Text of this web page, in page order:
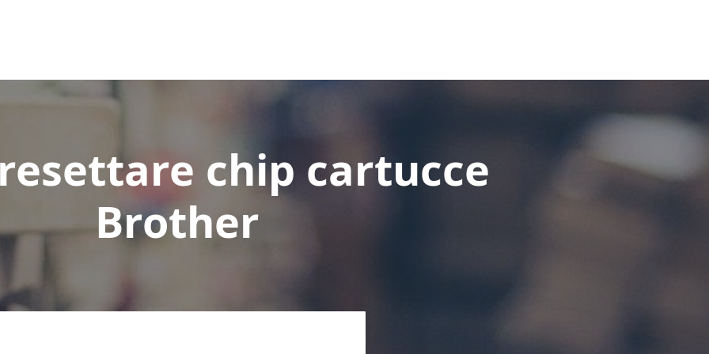
chip cartucce
Brother​​